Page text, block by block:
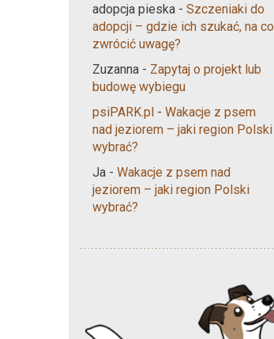
adopcja pieska - Szczeniaki do
adopcji – gdzie ich szukać, na co
zwrócić uwagę?
Zuzanna - Zapytaj o projekt lub
budowę wybiegu
psiPARK.pl - Wakacje z psem
nad jeziorem – jaki region Polski
wybrać?
Ja - Wakacje z psem nad
jeziorem – jaki region Polski
wybrać?